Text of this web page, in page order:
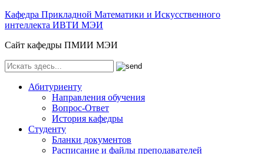
Кафедра Прикладной Математики и Искусственного
интеллекта ИВТИ МЭИ
Сайт кафедры ПМИИ МЭИ
Абитуриенту
Направления обучения
Вопрос-Ответ
История кафедры
Студенту
Бланки документов
Расписание и файлы преподавателей